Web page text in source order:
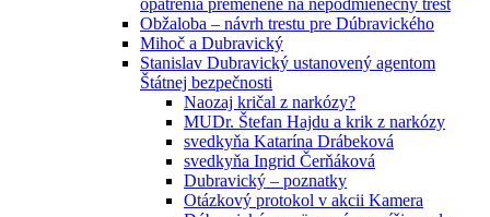
Obžaloba – návrh trestu pre Dúbravického
Mihoč a Dubravický
Stanislav Dubravický ustanovený agentom
Štátnej bezpečnosti
Naozaj kričal z narkózy?
MUDr. Štefan Hajdu a krik z narkózy
svedkyňa Katarína Drábeková
svedkyňa Ingrid Čerňáková
Dubravický – poznatky
Otázkový protokol v akcii Kamera